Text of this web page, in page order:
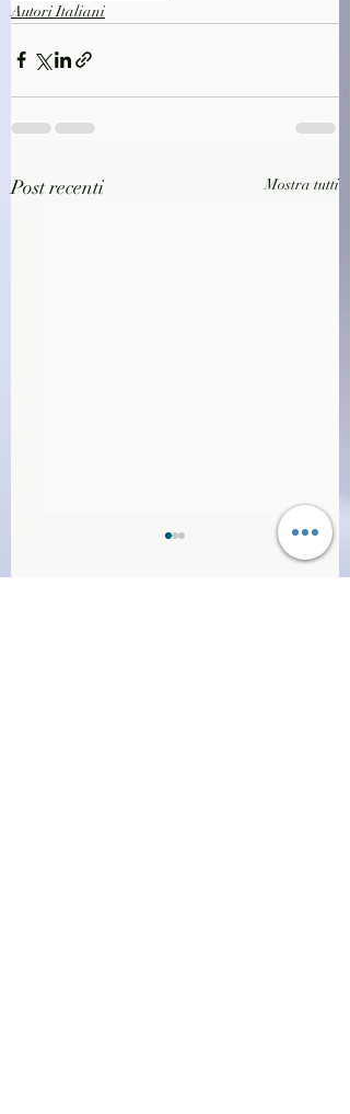
Autori Italiani
Post recenti Mostra tutti